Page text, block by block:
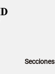
Secciones